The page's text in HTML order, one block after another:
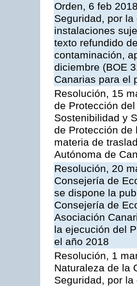
Orden, 6 feb
Seguridad, por
instalaciones
texto refundido
contaminación,
diciembre (BOE
Canarias para el
Resolución, 15
de Protección
Sostenibilidad y
de Protección de
materia de
Autónoma de
Resolución, 20
Consejería de
se dispone la
Consejería de
Asociación
la ejecución del
el año 2018
Resolución, 1
Naturaleza de la
Seguridad, por